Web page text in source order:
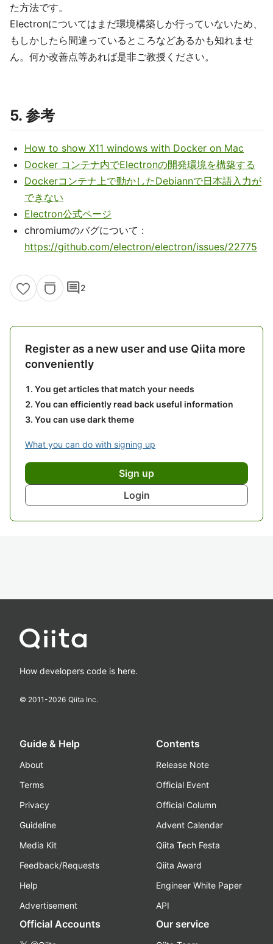
た方法です。
Electronについてはまだ環境構築しか行っていないため、
もしかしたら間違っているところなどあるかも知れませ
ん。何か改善点等あれば是非ご教授ください。
5. 参考
How to show X11 windows with Docker on Mac
Docker コンテナ内でElectronの開発環境を構築する
Dockerコンテナ上で動かしたDebiannで日本語入力が
できない
Electron公式ページ
chromiumのバグについて :
https://github.com/electron/electron/issues/22775
comment2
Register as a new user and use Qiita more
conveniently
You get articles that match your needs
You can efficiently read back useful information
You can use dark theme
What you can do with signing up
Sign up
Login
How developers code is here.
© 2011-2026 Qiita Inc.
Guide & Help
About
Terms
Privacy
Guideline
Media Kit
Feedback/Requests
Help
Advertisement
Contents
Release Note
Official Event
Official Column
Advent Calendar
Qiita Tech Festa
Qiita Award
Engineer White Paper
API
Official Accounts Our service